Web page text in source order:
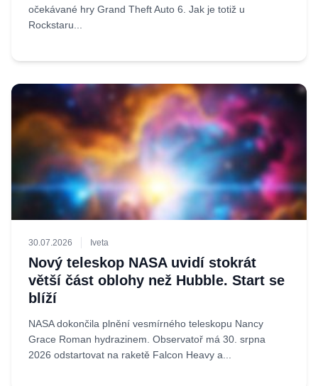
očekávané hry Grand Theft Auto 6. Jak je totiž u
Rockstaru...
30.07.2026 Iveta
Nový teleskop NASA uvidí stokrát
větší část oblohy než Hubble. Start se
blíží
NASA dokončila plnění vesmírného teleskopu Nancy
Grace Roman hydrazinem. Observatoř má 30. srpna
2026 odstartovat na raketě Falcon Heavy a...